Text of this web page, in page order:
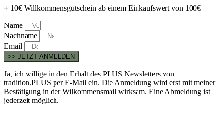
+ 10€ Willkommensgutschein ab einem Einkaufswert von 100€
Name
Nachname
Email
>> JETZT ANMELDEN
Ja, ich willige in den Erhalt des PLUS.Newsletters von
tradition.PLUS per E-Mail ein. Die Anmeldung wird erst mit meiner
Bestätigung in der Wilkommensmail wirksam. Eine Abmeldung ist
jederzeit möglich.